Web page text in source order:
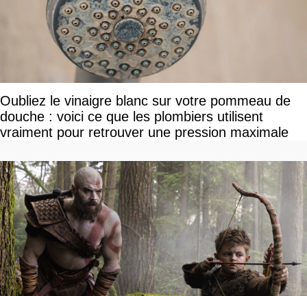
Oubliez le vinaigre blanc sur votre pommeau de
douche : voici ce que les plombiers utilisent
vraiment pour retrouver une pression maximale